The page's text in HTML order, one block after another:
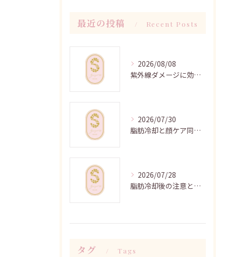
最近の投稿 Recent Posts
2026/08/08
紫外線ダメージに効くハーブピーリングケア
2026/07/30
脂肪冷却と顔ケア同時施術の時短効果
2026/07/28
脂肪冷却後の注意と効果向上法
タグ Tags